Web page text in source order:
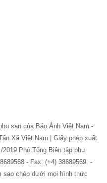
san của Báo Ảnh Việt Nam -
Xã Việt Nam | Giấy phép xuất
Phó Tổng Biên tập phụ
- Fax: (+4) 38689569. -
sao chép dưới mọi hình thức